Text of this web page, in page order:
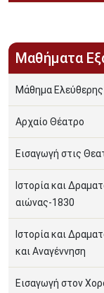
Μαθήματα
Μάθημα Ελεύθερης
Αρχαίο Θέατρο
Εισαγωγή στις
Ιστορία και
αιώνας-1830
Ιστορία και
και Αναγέννηση
Εισαγωγή στον